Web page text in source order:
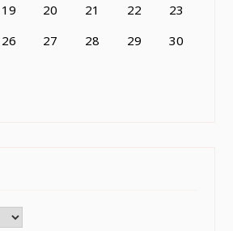
19 20 21 22
23
26 27 28 29
30